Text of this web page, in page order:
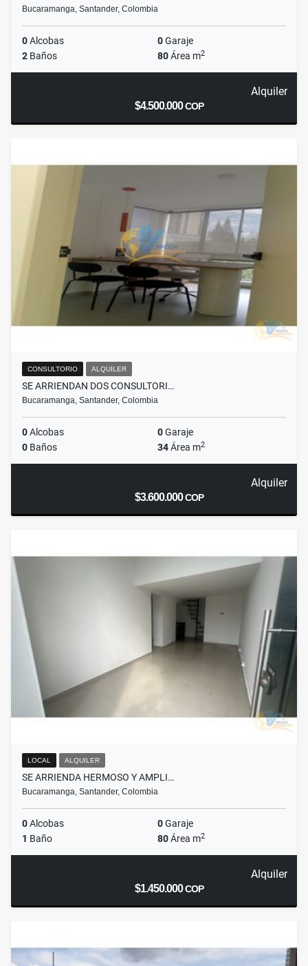
Bucaramanga, Santander, Colombia
0Alcobas 0Garaje
2 Baños 80Área m2
Alquiler
$4.500.000COP
CONSULTORIO ALQUILER
SE ARRIENDAN DOS CONSULTORI…
Bucaramanga, Santander, Colombia
0Alcobas 0Garaje
0 Baños 34Área m2
Alquiler
$3.600.000COP
LOCAL ALQUILER
SE ARRIENDA HERMOSO Y AMPLI…
Bucaramanga, Santander, Colombia
0Alcobas 0Garaje
1 Baño 80Área m2
Alquiler
$1.450.000COP